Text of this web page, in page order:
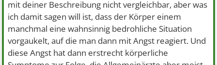
mit deiner Beschreibung nicht vergleichbar, aber was
ich damit sagen will ist, dass der Körper einem
manchmal eine wahnsinnig bedrohliche Situation
vorgaukelt, auf die man dann mit Angst reagiert. Und
diese Angst hat dann erstrecht körperliche